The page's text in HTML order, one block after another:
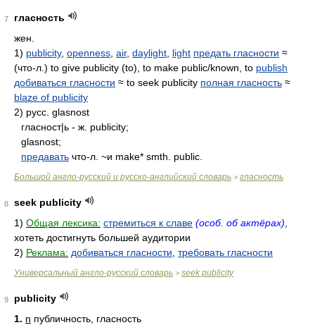
7
гласность
жен.
1) publicity, openness air, daylight light предать гласности ≈
(что-л.) to give publicity (to), to make public/known, to publish
добиваться гласности ≈ to seek publicity полная гласность ≈
blaze of publicity
2) русс. glasnost
гласност|ь - ж. publicity;
glasnost;
предавать что-л. ~и make* smth. public.
Большой англо-русский и русско-английский словарь > гласность
8
seek publicity
1) Общая лексика: стремиться к славе (особ. об актёрах)
хотеть достигнуть большей аудитории
2) Реклама: добиваться гласности требовать гласности
Универсальный англо-русский словарь > seek publicity
9
publicity
1. n публичность, гласность